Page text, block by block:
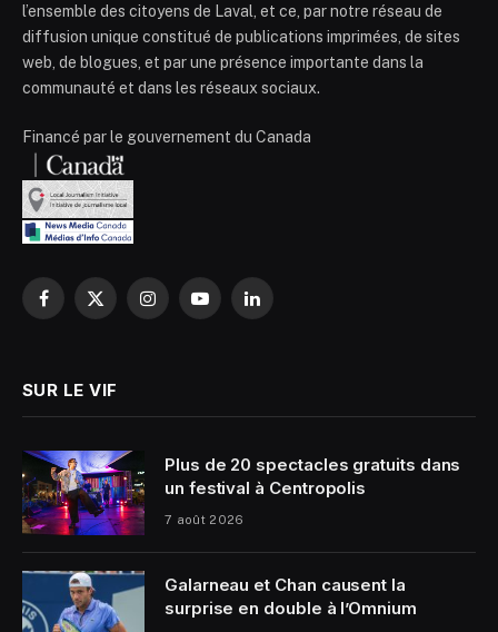
l’ensemble des citoyens de Laval, et ce, par notre réseau de
diffusion unique constitué de publications imprimées, de sites
web, de blogues, et par une présence importante dans la
communauté et dans les réseaux sociaux.
Financé par le gouvernement du Canada
Facebook
X
InstagramYouTubeLinkedIn
SUR LE VIF
Plus de 20 spectacles gratuits dans
un festival à Centropolis
7 août 2026
Galarneau et Chan causent la
surprise en double à l’Omnium